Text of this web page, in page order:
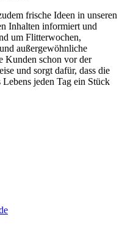
frische Ideen in unseren
Inhalten informiert und
um Flitterwochen,
außergewöhnliche
Kunden schon vor der
und sorgt dafür, dass die
jeden Tag ein Stück